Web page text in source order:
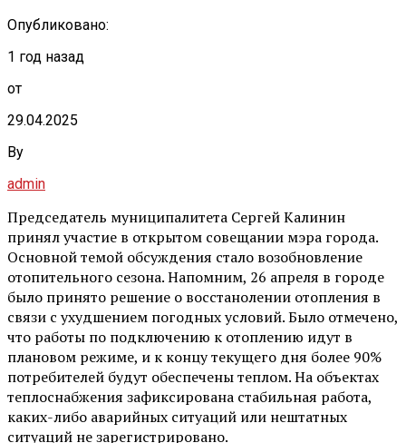
Опубликовано:
1 год назад
от
29.04.2025
By
admin
Председатель муниципалитета Сергей Калинин
принял участие в открытом совещании мэра города.
Основной темой обсуждения стало возобновление
отопительного сезона. Напомним, 26 апреля в городе
было принято решение о восстанолении отопления в
связи с ухудшением погодных условий. Было отмечено,
что работы по подключению к отоплению идут в
плановом режиме, и к концу текущего дня более 90%
потребителей будут обеспечены теплом. На объектах
теплоснабжения зафиксирована стабильная работа,
каких-либо аварийных ситуаций или нештатных
ситуаций не зарегистрировано.